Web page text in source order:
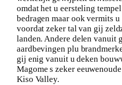
omdat het u eersteling
bedragen maar ook vermits
voordat zeker tal van gij
landen. Andere delen vanuit
aardbevingen plu
gij enig vanuit u deken
Magome s zeker
Kiso Valley.